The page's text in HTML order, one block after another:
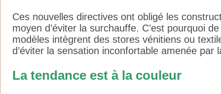
Ces nouvelles directives ont obligé les
moyen d’éviter la surchauffe. C’est pourquoi
modèles intègrent des stores vénitiens ou
d’éviter la sensation inconfortable amenée par
La tendance est à la couleur